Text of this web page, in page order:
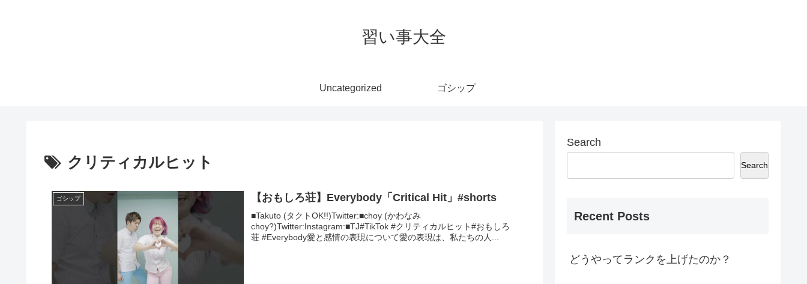
習い事大全
Uncategorized ゴシップ
クリティカルヒット
ゴシップ 【おもしろ荘】Everybody「Critical Hit」#shorts
■Takuto (タクトOK!!)Twitter:■choy (かわなみ
choy?)Twitter:Instagram:■TJ#TikTok #クリティカルヒット#おもしろ
荘 #Everybody愛と感情の表現について愛の表現は、私たちの人...
Search
Search
Recent Posts
どうやってランクを上げたのか？